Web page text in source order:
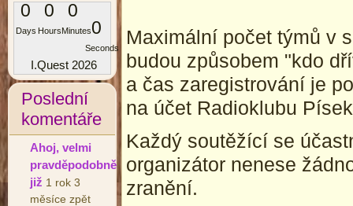
0
Days
0
Hours
0
Minutes0
Seconds
I.Quest 2026
Poslední
komentáře
Ahoj, velmi
pravděpodobně
již 1 rok 3
měsíce zpět
Maximální počet týmů v
budou způsobem "kdo
a čas zaregistrování je
na účet Radioklubu
Každý soutěžící se
organizátor nenese
zranění.